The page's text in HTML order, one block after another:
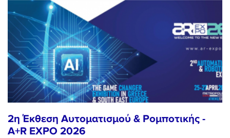
2η Έκθεση Αυτοματισμού & Ρομποτικής -
A+R EXPO 2026